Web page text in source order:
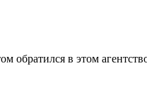
обратился в этом